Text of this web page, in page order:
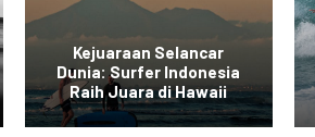
Kejuaraan Selancar
Dunia: Surfer Indonesia
Raih Juara di Hawaii